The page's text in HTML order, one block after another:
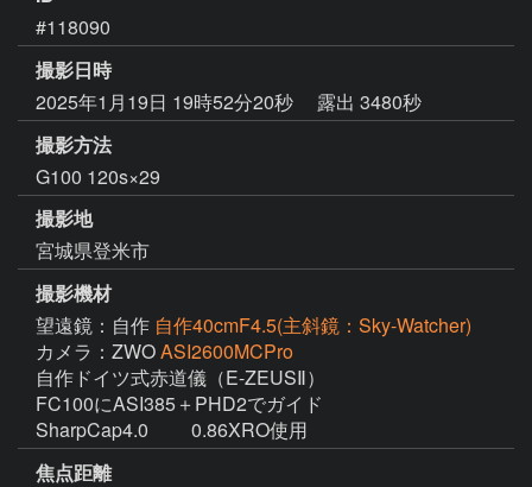
#118090
撮影日時
2025年1月19日 19時52分20秒
露出 3480秒
撮影方法
G100 120s×29
撮影地
宮城県登米市
撮影機材
望遠鏡：自作 自作40cmF4.5(主斜鏡：Sky-Watcher)
カメラ：ZWOASI2600MCPro
自作ドイツ式赤道儀（E-ZEUSⅡ）
FC100にASI385＋PHD2でガイド
SharpCap4.0　 　0.86XRO使用
焦点距離